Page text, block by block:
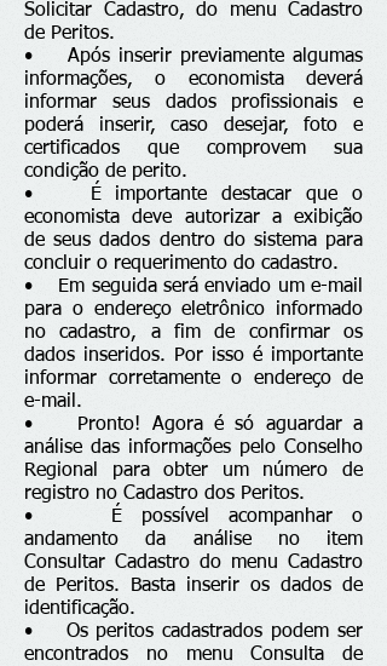
Solicitar Cadastro, do menu Cadastro
de Peritos.
• Após inserir previamente algumas
informações, o economista deverá
informar seus dados profissionais e
poderá inserir, caso desejar, foto e
certificados que comprovem sua
condição de perito.
• É importante destacar que o
economista deve autorizar a exibição
de seus dados dentro do sistema para
concluir o requerimento do cadastro.
• Em seguida será enviado um e-mail
para o endereço eletrônico informado
no cadastro, a fim de confirmar os
dados inseridos. Por isso é importante
informar corretamente o endereço de
e-mail.
• Pronto! Agora é só aguardar a
análise das informações pelo Conselho
Regional para obter um número de
registro no Cadastro dos Peritos.
• É possível acompanhar o
andamento da análise no item
Consultar Cadastro do menu Cadastro
de Peritos. Basta inserir os dados de
identificação.
• Os peritos cadastrados podem ser
encontrados no menu Consulta de